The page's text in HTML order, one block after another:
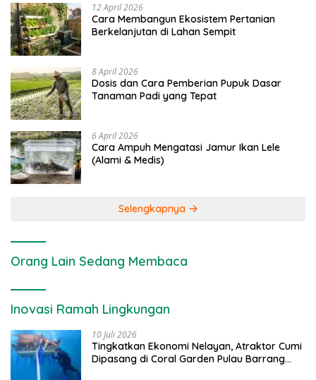
12 April 2026
Cara Membangun Ekosistem Pertanian
Berkelanjutan di Lahan Sempit
8 April 2026
Dosis dan Cara Pemberian Pupuk Dasar
Tanaman Padi yang Tepat
6 April 2026
Cara Ampuh Mengatasi Jamur Ikan Lele
(Alami & Medis)
Selengkapnya
Orang Lain Sedang Membaca
Inovasi Ramah Lingkungan
10 Juli 2026
Tingkatkan Ekonomi Nelayan, Atraktor Cumi
Dipasang di Coral Garden Pulau Barrang